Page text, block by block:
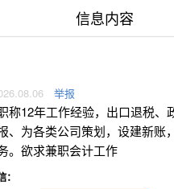
信息内容
举报
称12年工作经验，出口退税、
、为各类公司策划，设建新账
。欲求兼职会计工作